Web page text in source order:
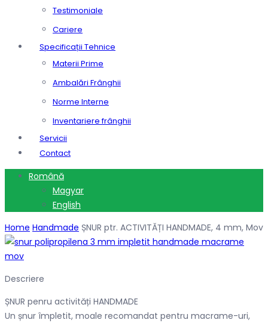
Testimoniale
Cariere
Specificații Tehnice
Materii Prime
Ambalări Frânghii
Norme Interne
Inventariere frânghii
Servicii
Contact
Română
Magyar
English
Home Handmade ȘNUR ptr. ACTIVITĂȚI HANDMADE, 4 mm, Mov
Descriere
ȘNUR penru activități HANDMADE
Un șnur împletit, moale recomandat pentru macrame-uri,